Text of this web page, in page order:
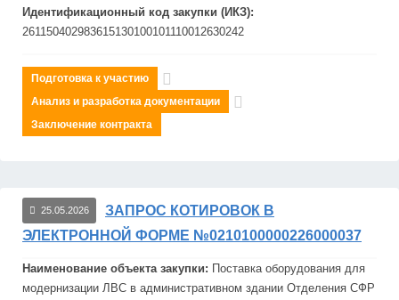
Идентификационный код закупки (ИКЗ):
261150402983615130100101110012630242
Подготовка к участию
Анализ и разработка документации
Заключение контракта
25.05.2026
ЗАПРОС КОТИРОВОК В
ЭЛЕКТРОННОЙ ФОРМЕ №0210100000226000037
Наименование объекта закупки: Поставка оборудования для
модернизации ЛВС в административном здании Отделения СФР